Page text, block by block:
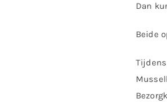
Dan
Beide